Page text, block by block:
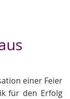
einer Feier
für den Erfolg